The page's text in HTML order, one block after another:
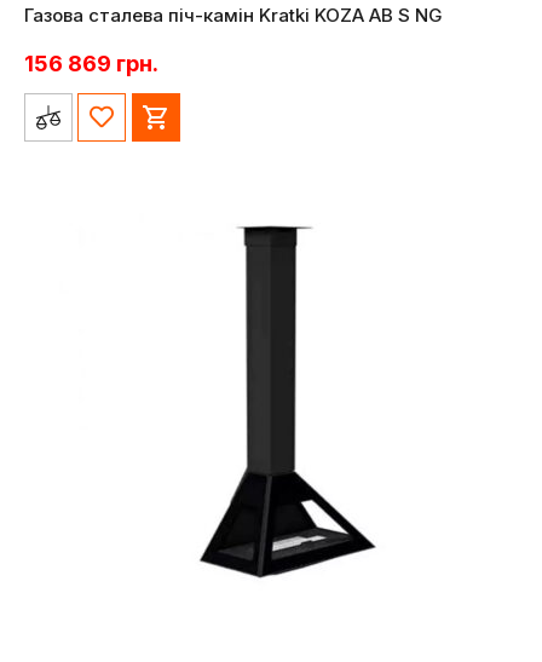
Газова сталева піч-камін Kratki KOZA AB S NG
156 869 грн.